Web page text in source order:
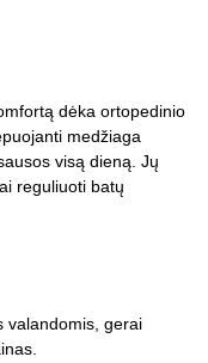
dėka ortopedinio
medžiaga
visą dieną. Jų
reguliuoti batų
valandomis, gerai